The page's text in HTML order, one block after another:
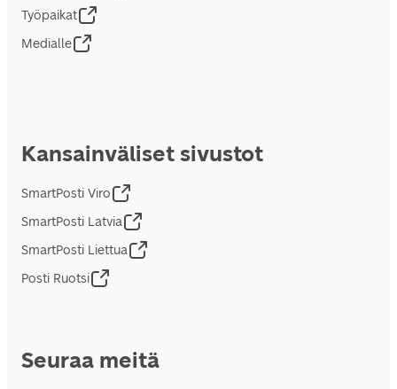
Työpaikat
Medialle
Kansainväliset sivustot
SmartPosti Viro
SmartPosti Latvia
SmartPosti Liettua
Posti Ruotsi
Seuraa meitä